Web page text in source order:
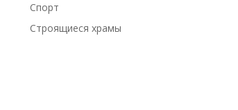
Спорт
Строящиеся храмы